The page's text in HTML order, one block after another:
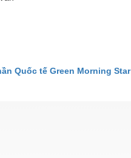
Quốc tế Green Morning Star